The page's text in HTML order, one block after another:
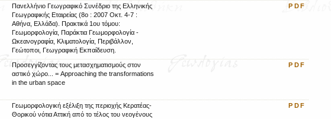
Πανελλήνιο Γεωγραφικό Συνέδριο της Ελληνικής
Γεωγραφικής Εταιρείας (8ο : 2007 Οκτ. 4-7 :
Αθήνα, Ελλάδα). Πρακτικά 1ου τόμου:
Γεωμορφολογία, Παράκτια Γεωμορφολογία -
Ωκεανογραφία, Κλιματολογία, Περιβάλλον,
Γεώτοποι, Γεωγραφική Εκπαίδευση.
PDF
Προσεγγίζοντας τους μετασχηματισμούς στον
αστικό χώρο... = Approaching the transformations
in the urban space
PDF
Γεωμορφολογική εξέλιξη της περιοχής Κερατέας-
Θορικού νότια Αττική από το τέλος του νεογένους
PDF